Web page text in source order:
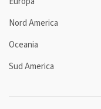
Nord America
Oceania
Sud America